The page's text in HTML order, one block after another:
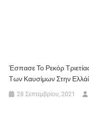
Έσπασε Το Ρεκόρ
Των Καυσίμων Στην
28 Σεπτεμβρίου, 2021